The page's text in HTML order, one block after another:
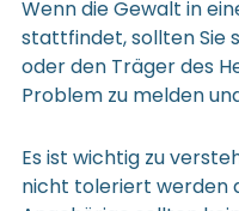
Wenn die Gewalt in
stattfindet, sollten Sie
oder den Träger des
Problem zu melden
Es ist wichtig zu
nicht toleriert werden